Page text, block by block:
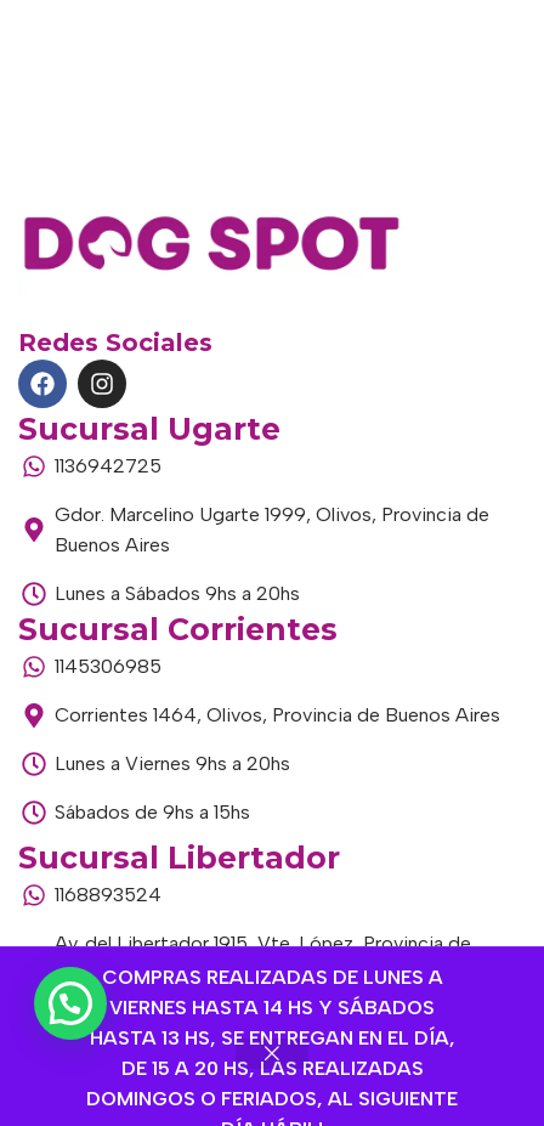
COMPRAS REALIZADAS DE LUNES A
VIERNES HASTA 14 HS Y SÁBADOS
HASTA 13 HS, SE ENTREGAN EN EL DÍA,
DE 15 A 20 HS, LAS REALIZADAS
DOMINGOS O FERIADOS, AL SIGUIENTE
Redes Sociales
Sucursal Ugarte
1136942725
Gdor. Marcelino Ugarte 1999, Olivos, Provincia de
Buenos Aires
Lunes a Sábados 9hs a 20hs
Sucursal Corrientes
1145306985
Corrientes 1464, Olivos, Provincia de Buenos Aires
Lunes a Viernes 9hs a 20hs
Sábados de 9hs a 15hs
Sucursal Libertador
1168893524
Av. del Libertador 1915, Vte. López, Provincia de
Buenos Aires
Lunes a Viernes de 9hs a 13hs / 16hs a 20hs
Sábados de 9hs a 15hs